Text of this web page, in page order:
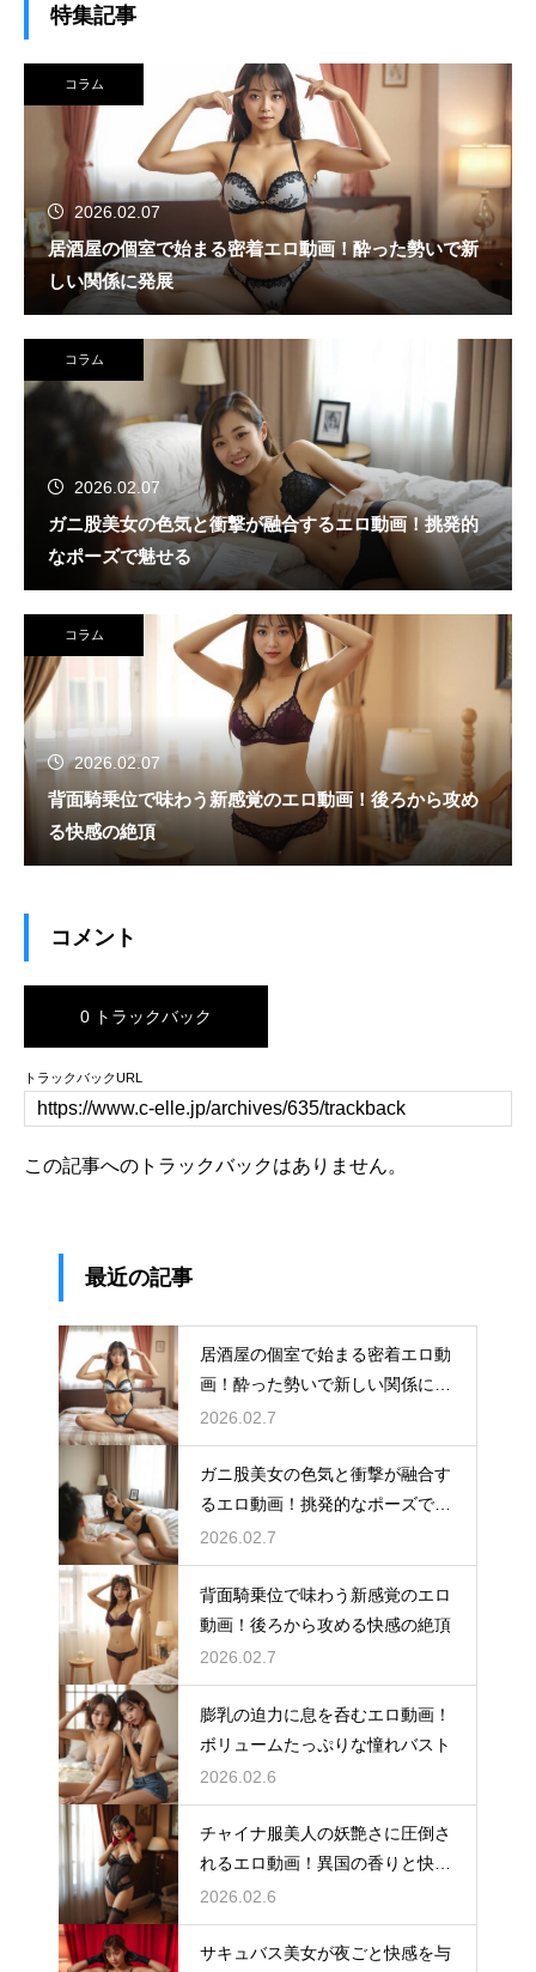
特集記事
コラム
2026.02.07
居酒屋の個室で始まる密着エロ動画！酔った勢いで新
しい関係に発展
コラム
2026.02.07
ガニ股美女の色気と衝撃が融合するエロ動画！挑発的
なポーズで魅せる
コラム
2026.02.07
背面騎乗位で味わう新感覚のエロ動画！後ろから攻め
る快感の絶頂
コメント
0 トラックバック
トラックバックURL
この記事へのトラックバックはありません。
最近の記事
居酒屋の個室で始まる密着エロ動
画！酔った勢いで新しい関係に発
展
2026.02.7
ガニ股美女の色気と衝撃が融合す
るエロ動画！挑発的なポーズで魅
せる
2026.02.7
背面騎乗位で味わう新感覚のエロ
動画！後ろから攻める快感の絶頂
2026.02.7
膨乳の迫力に息を呑むエロ動画！
ボリュームたっぷりな憧れバスト
2026.02.6
チャイナ服美人の妖艶さに圧倒さ
れるエロ動画！異国の香りと快楽
の融合
2026.02.6
サキュバス美女が夜ごと快感を与